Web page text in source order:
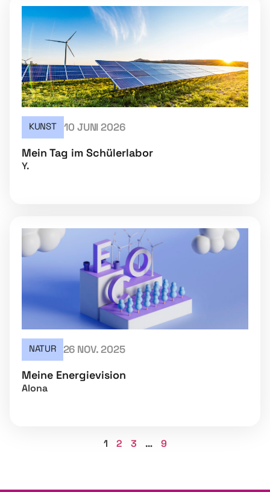
KUNST 10 JUNI 2026
Mein Tag im Schülerlabor
Y.
NATUR 26 NOV. 2025
Meine Energievision
Alona
1 2 3 … 9